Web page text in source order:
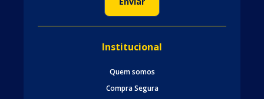
Institucional
Quem somos
Compra Segura